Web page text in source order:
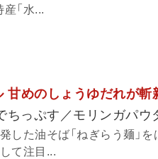
「水...
甘めのしょうゆだれが斬
ちっぷす／モリンガパウ
た油そば「ねぎらう麺」を
て注目...